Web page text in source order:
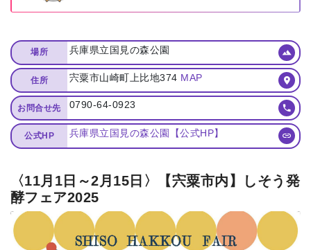
場所 兵庫県立国見の森公園
住所 宍粟市山崎町上比地374 MAP
お問合せ先 0790-64-0923
公式HP 兵庫県立国見の森公園【公式HP】
〈11月1日～2月15日〉【宍粟市内】しそう発
酵フェア2025